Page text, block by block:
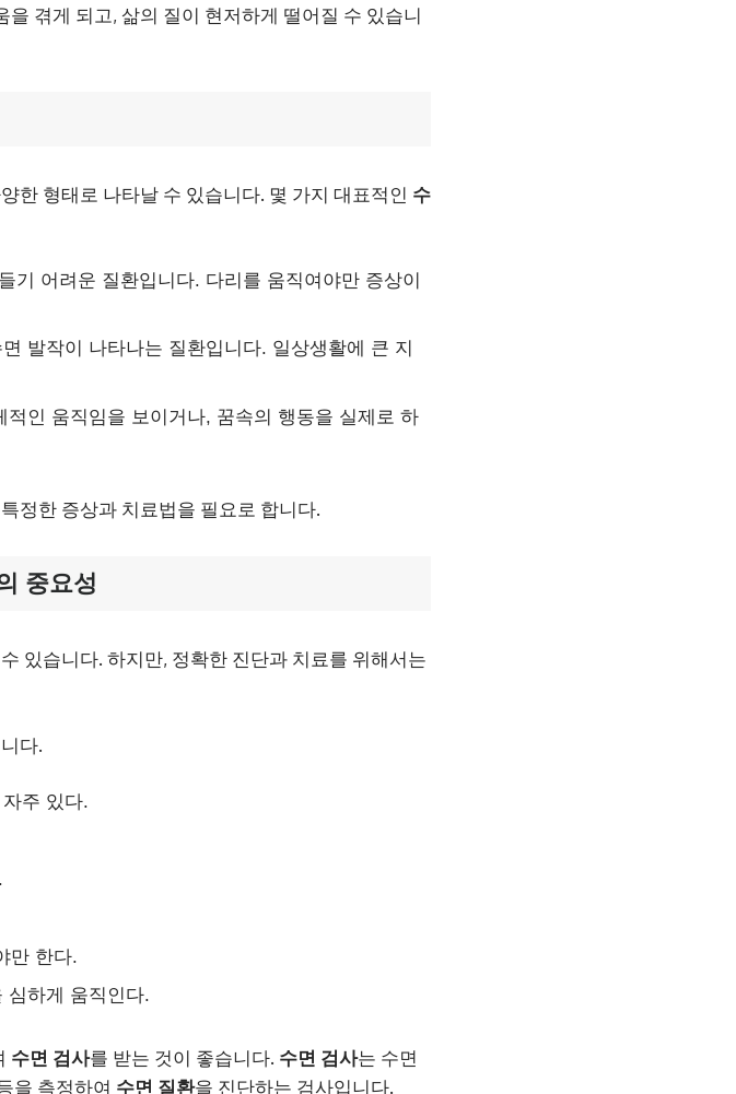
을 겪게 되고, 삶의 질이 현저하게 떨어질 수 있습니
한 형태로 나타날 수 있습니다. 몇 가지 대표적인 수
기 어려운 질환입니다. 다리를 움직여야만 증상이
발작이 나타나는 질환입니다. 일상생활에 큰 지
인 움직임을 보이거나, 꿈속의 행동을 실제로 하
정한 증상과 치료법을 필요로 합니다.
중요성
있습니다. 하지만, 정확한 진단과 치료를 위해서는
다.
주 있다.
만 한다.
심하게 움직인다.
수면 검사를 받는 것이 좋습니다. 수면 검사는 수면
을 측정하여 수면 질환을 진단하는 검사입니다.